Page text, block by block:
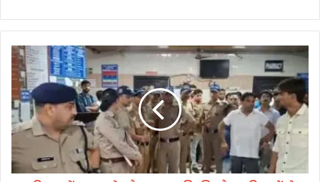
ह
रि
द्वा
र
में
इ
ज
के